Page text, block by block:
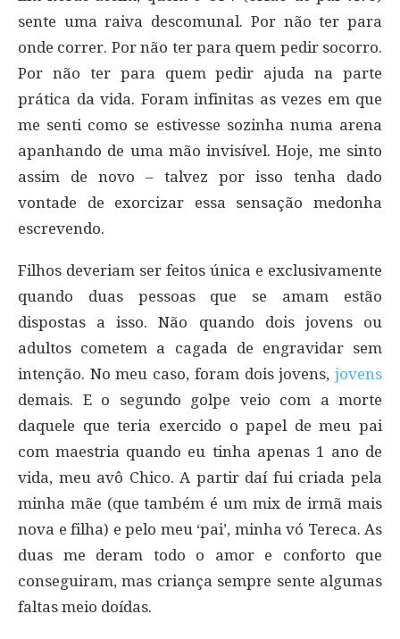
sente uma raiva descomunal. Por não ter para
onde correr. Por não ter para quem pedir socorro.
Por não ter para quem pedir ajuda na parte
prática da vida. Foram infinitas as vezes em que
me senti como se estivesse sozinha numa arena
apanhando de uma mão invisível. Hoje, me sinto
assim de novo – talvez por isso tenha dado
vontade de exorcizar essa sensação medonha
escrevendo.
Filhos deveriam ser feitos única e exclusivamente
quando duas pessoas que se amam estão
dispostas a isso. Não quando dois jovens ou
adultos cometem a cagada de engravidar sem
intenção. No meu caso, foram dois jovens, jovens
demais. E o segundo golpe veio com a morte
daquele que teria exercido o papel de meu pai
com maestria quando eu tinha apenas 1 ano de
vida, meu avô Chico. A partir daí fui criada pela
minha mãe (que também é um mix de irmã mais
nova e filha) e pelo meu ‘pai’, minha vó Tereca. As
duas me deram todo o amor e conforto que
conseguiram, mas criança sempre sente algumas
faltas meio doídas.